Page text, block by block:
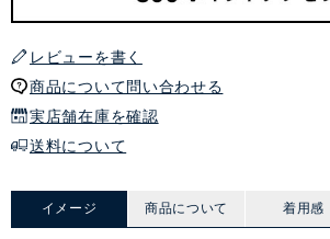
レビューを書く
商品について問い合わせる
実店舗在庫を確認
送料について
イメージ 商品について 着用感